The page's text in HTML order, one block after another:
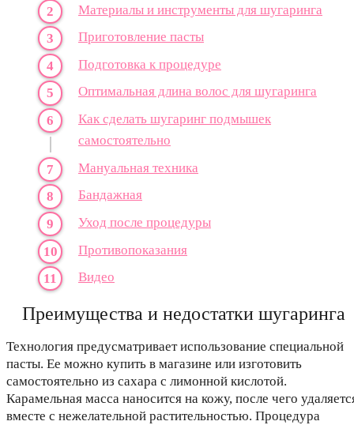
Материалы и инструменты для шугаринга
Приготовление пасты
Подготовка к процедуре
Оптимальная длина волос для шугаринга
Как сделать шугаринг подмышек
самостоятельно
Мануальная техника
Бандажная
Уход после процедуры
Противопоказания
Видео
Преимущества и недостатки шугаринга
Технология предусматривает использование специальной
пасты. Ее можно купить в магазине или изготовить
самостоятельно из сахара с лимонной кислотой.
Карамельная масса наносится на кожу, после чего
вместе с нежелательной растительностью. Процедура